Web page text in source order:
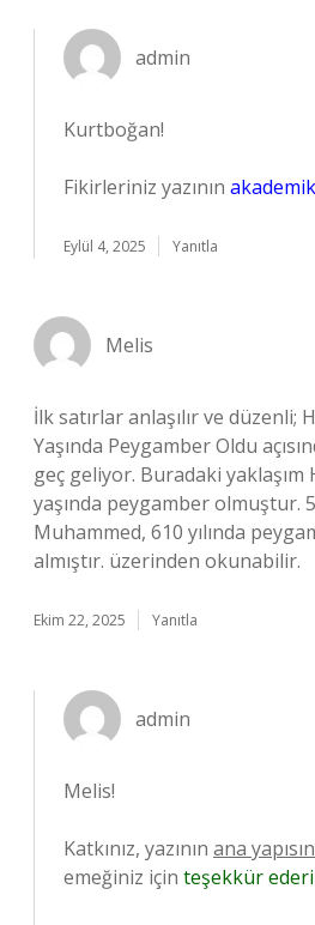
admin
Kurtboğan!
Fikirleriniz yazının
Eylül 4, 2025 Yanıtla
Melis
İlk satırlar anlaşılır ve düzenli;
Yaşında Peygamber Oldu
geç geliyor. Buradaki yaklaşım
yaşında peygamber olmuştur.
Muhammed, 610 yılında
almıştır. üzerinden okunabilir.
Ekim 22, 2025 Yanıtla
admin
Melis!
Katkınız, yazının ana
emeğiniz için teşekkür